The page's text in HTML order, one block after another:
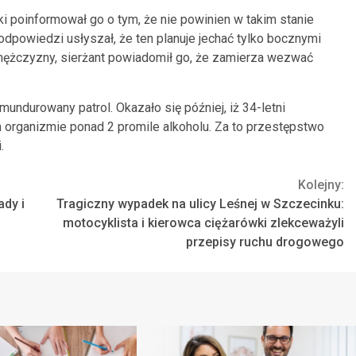
poinformował go o tym, że nie powinien w takim stanie
usłyszał, że ten planuje jechać tylko bocznymi
sierżant powiadomił go, że zamierza wezwać
patrol. Okazało się później, iż 34-letni
ponad 2 promile alkoholu. Za to przestępstwo
i
Kolejny:
Tragiczny wypadek na ulicy Leśnej w Szczecinku:
motocyklista i kierowca ciężarówki zlekceważyli
przepisy ruchu drogowego